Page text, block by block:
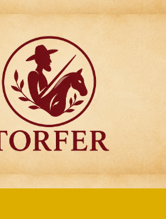
Regalo Torfer.